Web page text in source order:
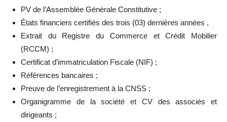
PV de l’Assemblée Générale Constitutive ;
États financiers certifiés des trois (03) dernières années ,
Extrait du Registre du Commerce et Crédit Mobilier
(RCCM) ;
Certificat d’immatriculation Fiscale (NIF) ;
Références bancaires ;
Preuve de l’enregistrement à la CNSS ;
Organigramme de la société et CV des associés et
dirigeants ;